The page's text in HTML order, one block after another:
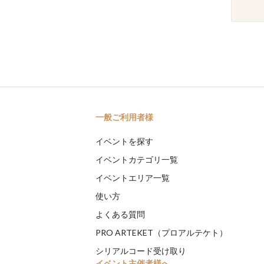
一般ご利用者様
イベントを探す
イベントカテゴリ一覧
イベントエリア一覧
使い方
よくある質問
PRO ARTEKET（プロアルテケト）
シリアルコード受け取り